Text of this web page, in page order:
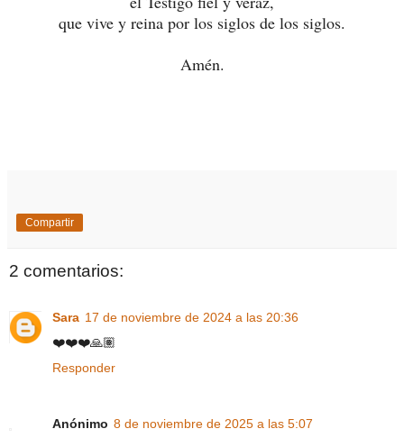
que vive y reina por los siglos de los siglos.
Amén.
Compartir
2 comentarios:
Sara 17 de noviembre de 2024 a las 20:36
❤️❤️❤️🙏🏽
Responder
Anónimo 8 de noviembre de 2025 a las 5:07